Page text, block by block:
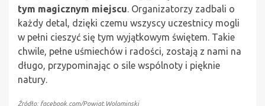
tym magicznym miejscu. Organizatorzy zadbali o
każdy detal, dzięki czemu wszyscy uczestnicy mogli
w pełni cieszyć się tym wyjątkowym świętem. Takie
chwile, pełne uśmiechów i radości, zostają z nami na
długo, przypominając o sile wspólnoty i pięknie
natury.
Źródło: facebook.com/Powiat.Wolominski